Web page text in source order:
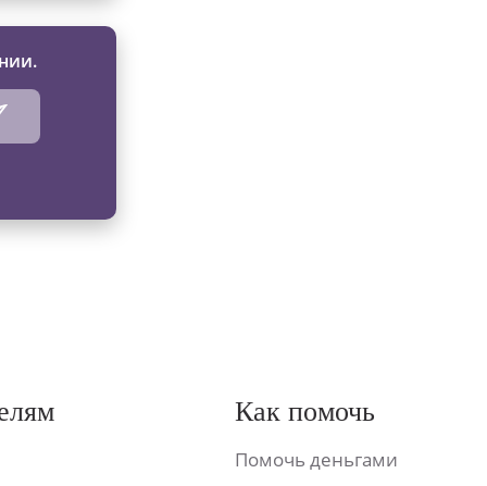
Как помочь
Помочь деньгами